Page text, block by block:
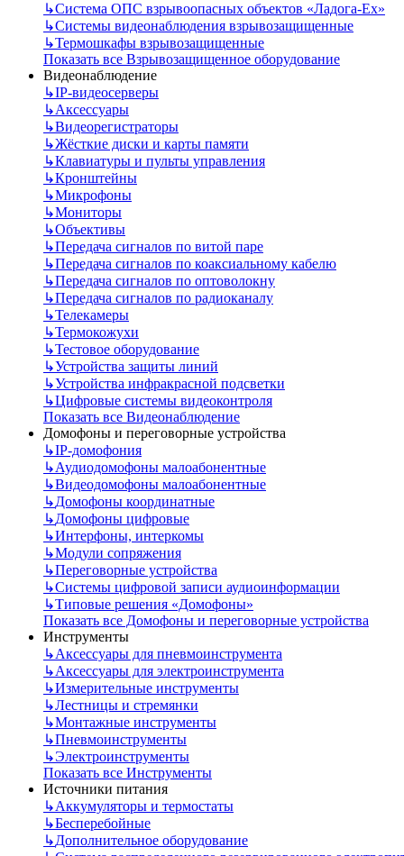
↳Система ОПС взрывоопасных объектов «Ладога-Ex»
↳Системы видеонаблюдения взрывозащищенные
↳Термошкафы взрывозащищенные
Показать все Взрывозащищенное оборудование
Видеонаблюдение
↳IP-видеосерверы
↳Аксессуары
↳Видеорегистраторы
↳Жёсткие диски и карты памяти
↳Клавиатуры и пульты управления
↳Кронштейны
↳Микрофоны
↳Мониторы
↳Объективы
↳Передача сигналов по витой паре
↳Передача сигналов по коаксиальному кабелю
↳Передача сигналов по оптоволокну
↳Передача сигналов по радиоканалу
↳Телекамеры
↳Термокожухи
↳Тестовое оборудование
↳Устройства защиты линий
↳Устройства инфракрасной подсветки
↳Цифровые системы видеоконтроля
Показать все Видеонаблюдение
Домофоны и переговорные устройства
↳IP-домофония
↳Аудиодомофоны малоабонентные
↳Видеодомофоны малоабонентные
↳Домофоны координатные
↳Домофоны цифровые
↳Интерфоны, интеркомы
↳Модули сопряжения
↳Переговорные устройства
↳Системы цифровой записи аудиоинформации
↳Типовые решения «Домофоны»
Показать все Домофоны и переговорные устройства
Инструменты
↳Аксессуары для пневмоинструмента
↳Аксессуары для электроинструмента
↳Измерительные инструменты
↳Лестницы и стремянки
↳Монтажные инструменты
↳Пневмоинструменты
↳Электроинструменты
Показать все Инструменты
Источники питания
↳Аккумуляторы и термостаты
↳Бесперебойные
↳Дополнительное оборудование